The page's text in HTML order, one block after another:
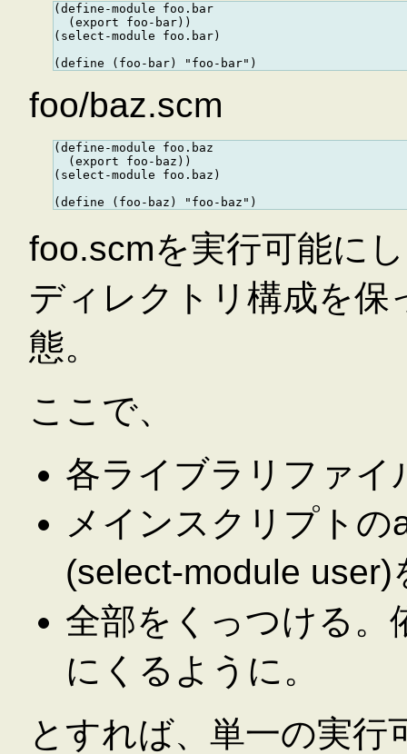
(define-module foo.bar
  (export foo-bar))
(select-module foo.bar)
foo/baz.scm
(define-module foo.baz
  (export foo-baz))
(select-module foo.baz)
foo.scmを実行可能に
ディレクトリ構成を保
態。
ここで、
各ライブラリファイ
メインスクリプト
(select-module user)
全部をくっつける。
にくるように。
とすれば、単一の実